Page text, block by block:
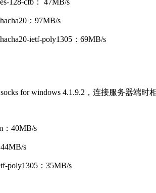
：97MB/s
ietf-poly1305：69MB/s
for windows 4.1.9.2，连接服务器端时
：40MB/s
s
poly1305：35MB/s